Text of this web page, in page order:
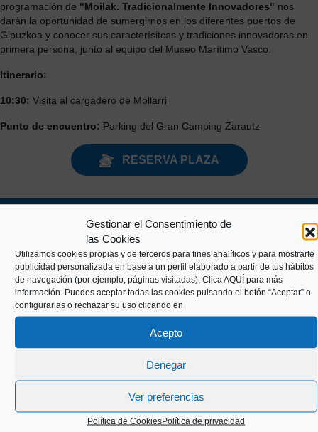
Gestionar el Consentimiento de
las Cookies
Utilizamos cookies propias y de terceros para fines analíticos y para mostrarte
publicidad personalizada en base a un perfil elaborado a partir de tus hábitos
de navegación (por ejemplo, páginas visitadas). Clica AQUÍ para más
información. Puedes aceptar todas las cookies pulsando el botón “Aceptar” o
configurarlas o rechazar su uso clicando en
Acepto
Denegar
Ver preferencias
Política de CookiesPolítica de privacidad
programación de "Moilak. Tradicionalmente Innovadores" nos
darán la oportunidad de sumergirnos en los diferentes puertos de
Gipuzkoa y conocer sus caracterísitcas y tradiciones innovadoras en
primera persona, junto al equipo del Museo Marítimo Vasco.
Itinerario:
10:30: Visita al cargadero de Mollarri
Punto de encuentro: Parking del Gran Camping Zarautz
RESERVA PLAZA
Kaiko pasealekua, 24
20003 Donostia (Gipuzkoa)
info@itsasmuseoa.eus